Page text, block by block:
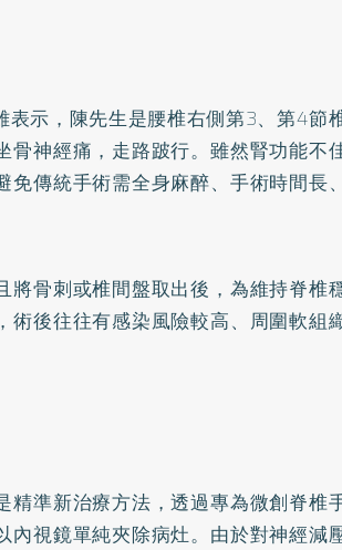
示，陳先生是腰椎右側第3、第4節
神經痛，走路跛行。雖然腎功能不
傳統手術需全身麻醉、手術時間長
骨刺或椎間盤取出後，為維持脊椎
後往往有感染風險較高、周圍軟組
準新治療方法，透過專為微創脊椎
視鏡單純夾除病灶。由於對神經減